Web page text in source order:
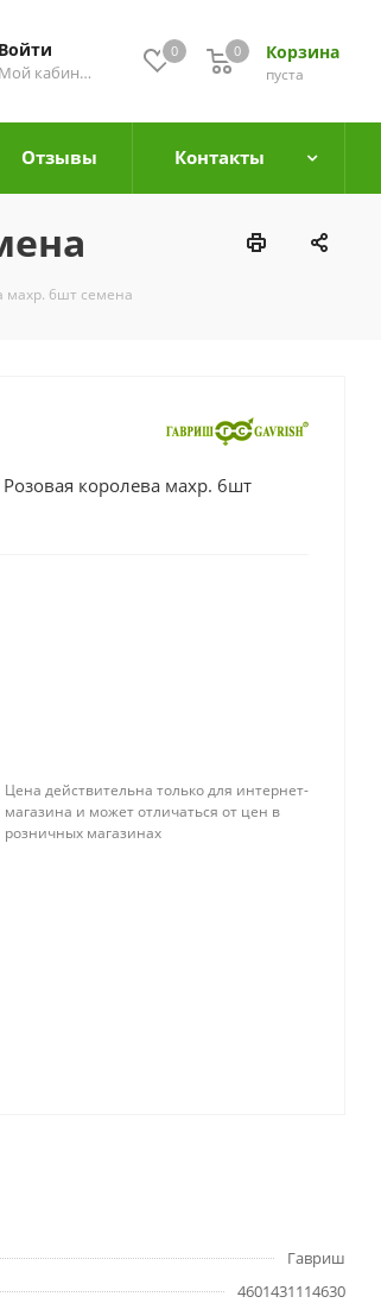
0 Корзина
0
пуста
0
Войти
Мой кабинет
Отзывы Контакты
махр. 6шт семена
королева махр. 6шт
Цена действительна только для интернет-
магазина и может отличаться от цен в
розничных магазинах
Гавриш
4601431114630